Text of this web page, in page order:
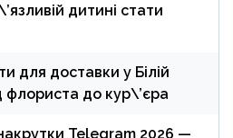
дитині стати
для доставки у Білій
флориста до кур\’єра
Telegram 2026 —